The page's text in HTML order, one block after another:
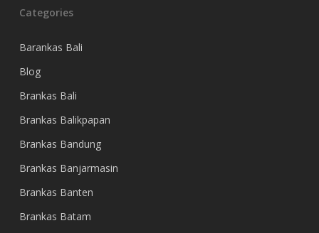
Categories
Barankas Bali
Blog
Brankas Bali
Brankas Balikpapan
Brankas Bandung
Brankas Banjarmasin
Brankas Banten
Brankas Batam